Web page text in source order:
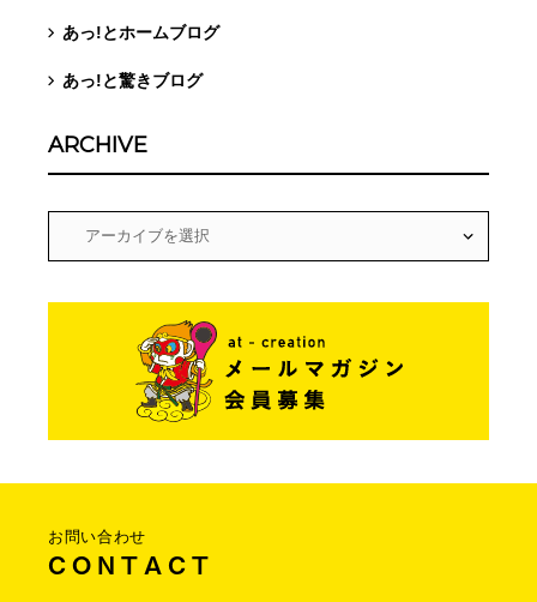
あっ!とホームブログ
あっ!と驚きブログ
ARCHIVE
お問い合わせ
C O N T A C T